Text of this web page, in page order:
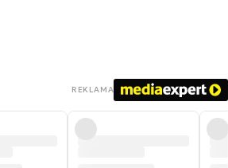
REKLAMA